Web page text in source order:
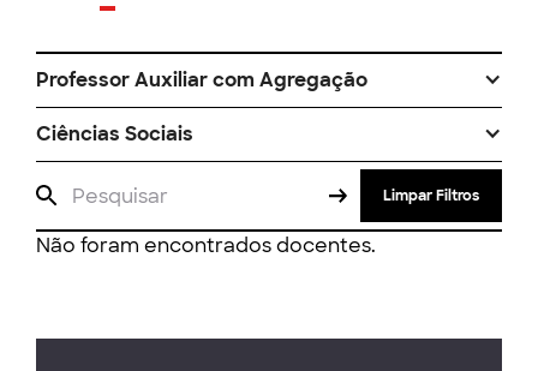
Professor Auxiliar com Agregação
Ciências Sociais
Limpar Filtros
Não foram encontrados docentes.